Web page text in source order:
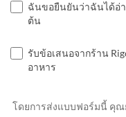
ฉันขอยืนยันว่าฉันได้อ่
ต้น
รับข้อเสนอจากร้าน
อาหาร
โดยการส่งแบบฟอร์มนี้ คุณ